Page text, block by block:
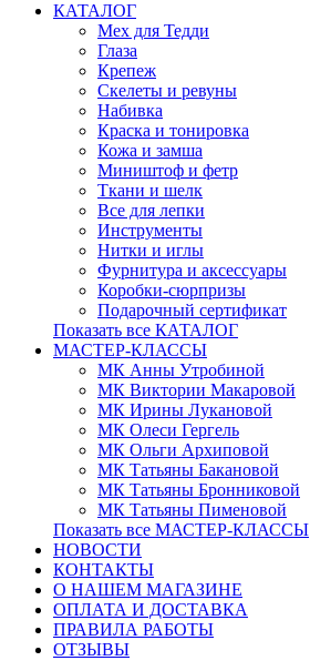
КАТАЛОГ
Мех для Тедди
Глаза
Крепеж
Скелеты и ревуны
Набивка
Краска и тонировка
Кожа и замша
Миништоф и фетр
Ткани и шелк
Все для лепки
Инструменты
Нитки и иглы
Фурнитура и аксессуары
Коробки-сюрпризы
Подарочный сертификат
Показать все КАТАЛОГ
МАСТЕР-КЛАССЫ
МК Анны Утробиной
МК Виктории Макаровой
МК Ирины Лукановой
МК Олеси Гергель
МК Ольги Архиповой
МК Татьяны Бакановой
МК Татьяны Бронниковой
МК Татьяны Пименовой
Показать все МАСТЕР-КЛАССЫ
НОВОСТИ
КОНТАКТЫ
О НАШЕМ МАГАЗИНЕ
ОПЛАТА И ДОСТАВКА
ПРАВИЛА РАБОТЫ
ОТЗЫВЫ